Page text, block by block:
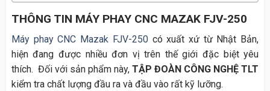
THÔNG TIN MÁY PHAY CNC MAZAK FJV-250
Máy phay CNC Mazak FJV-250có xuất xứ từ Nhật Bản,
hiện đang được nhiều đơn vị trên thế giới đặc biệt yêu
thích. Đối với sản phẩm này,TẬP ĐOÀN CÔNG NGHỆ TLT
kiểm tra chất lượng đầu ra và đầu vào rất kỹ lưỡng.